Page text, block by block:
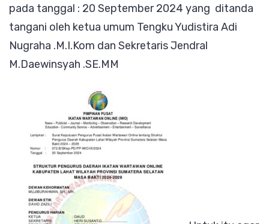
pada tanggal : 20 September 2024 yang ditanda
tangani oleh ketua umum Tengku Yudistira Adi
Nugraha .M.I.Kom dan Sekretaris Jendral
M.Daewinsyah .SE.MM